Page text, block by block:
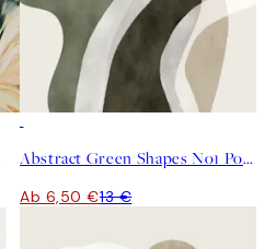
Abstract Green Shapes No1 Poster
Ab 6,50 €13 €